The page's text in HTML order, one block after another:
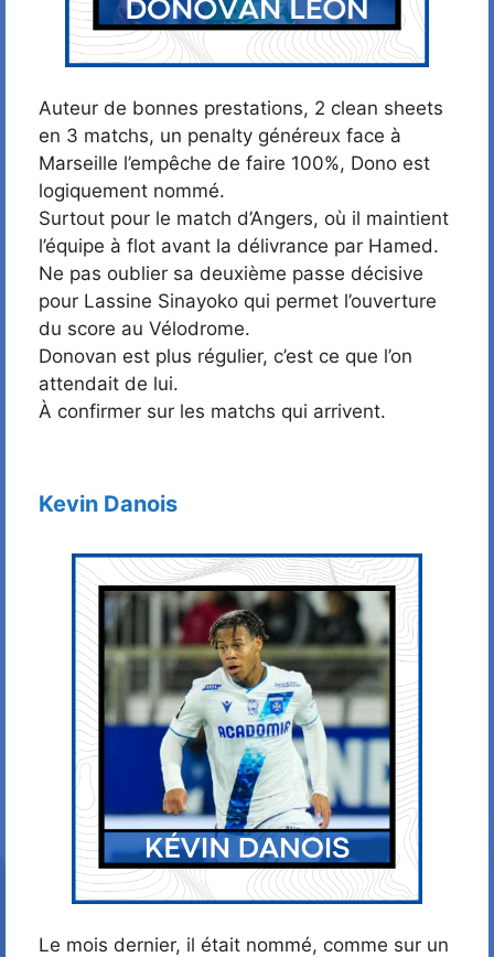
Auteur de bonnes prestations, 2 clean sheets
en 3 matchs, un penalty généreux face à
Marseille l’empêche de faire 100%, Dono est
logiquement nommé.
Surtout pour le match d’Angers, où il maintient
l’équipe à flot avant la délivrance par Hamed.
Ne pas oublier sa deuxième passe décisive
pour Lassine Sinayoko qui permet l’ouverture
du score au Vélodrome.
Donovan est plus régulier, c’est ce que l’on
attendait de lui.
À confirmer sur les matchs qui arrivent.
Kevin Danois
Le mois dernier, il était nommé, comme sur un